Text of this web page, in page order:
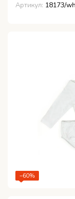
Артикул: 18173/
−60%